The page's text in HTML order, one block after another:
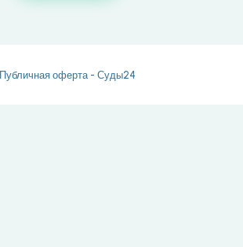
Публичная оферта - Суды24